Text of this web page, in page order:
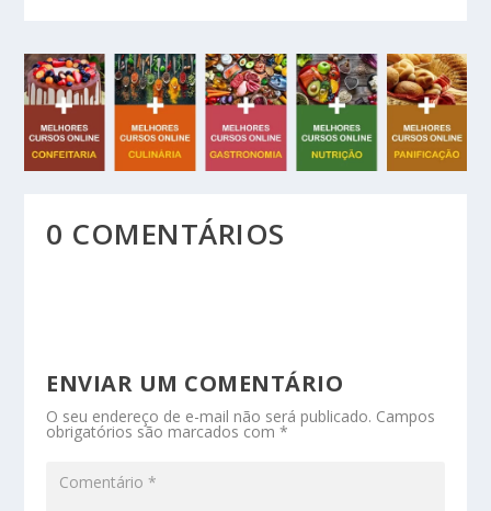
0 COMENTÁRIOS
ENVIAR UM COMENTÁRIO
O seu endereço de e-mail não será publicado. Campos
obrigatórios são marcados com*